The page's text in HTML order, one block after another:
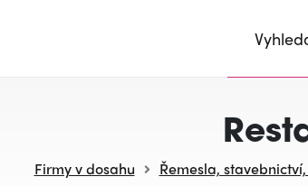
Firmy v dosahu Řemesla,